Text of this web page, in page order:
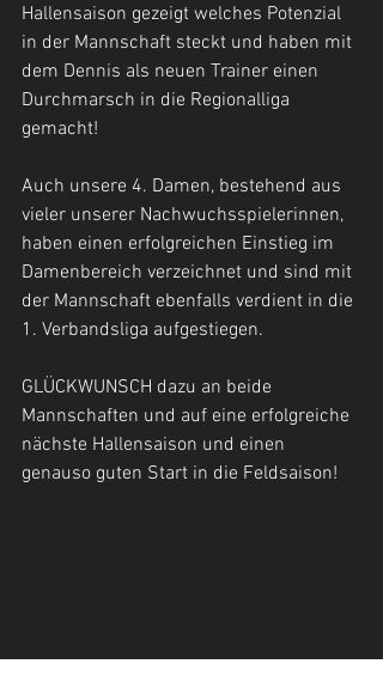
Hallensaison gezeigt welches Potenzial
in der Mannschaft steckt und haben mit
dem Dennis als neuen Trainer einen
Durchmarsch in die Regionalliga
gemacht!
Auch unsere 4. Damen, bestehend aus
vieler unserer Nachwuchsspielerinnen,
haben einen erfolgreichen Einstieg im
Damenbereich verzeichnet und sind mit
der Mannschaft ebenfalls verdient in die
1. Verbandsliga aufgestiegen.
GLÜCKWUNSCH dazu an beide
Mannschaften und auf eine erfolgreiche
nächste Hallensaison und einen
genauso guten Start in die Feldsaison!